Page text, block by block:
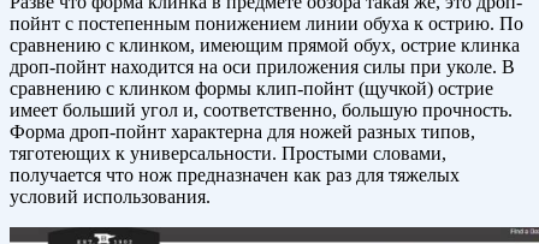
пойнт с постепенным понижением линии обуха к острию. По
сравнению с клинком, имеющим прямой обух, острие клинка
дроп-пойнт находится на оси приложения силы при уколе. В
сравнению с клинком формы клип-пойнт (щучкой) острие
имеет больший угол и, соответственно, большую прочность.
Форма дроп-пойнт характерна для ножей разных типов,
тяготеющих к универсальности. Простыми словами,
получается что нож предназначен как раз для тяжелых
условий использования.